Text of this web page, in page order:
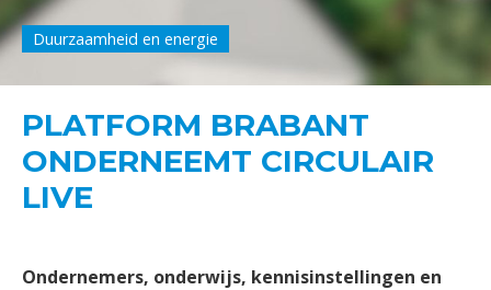
Duurzaamheid en energie
PLATFORM BRABANT
ONDERNEEMT CIRCULAIR
LIVE
Ondernemers, onderwijs, kennisinstellingen en